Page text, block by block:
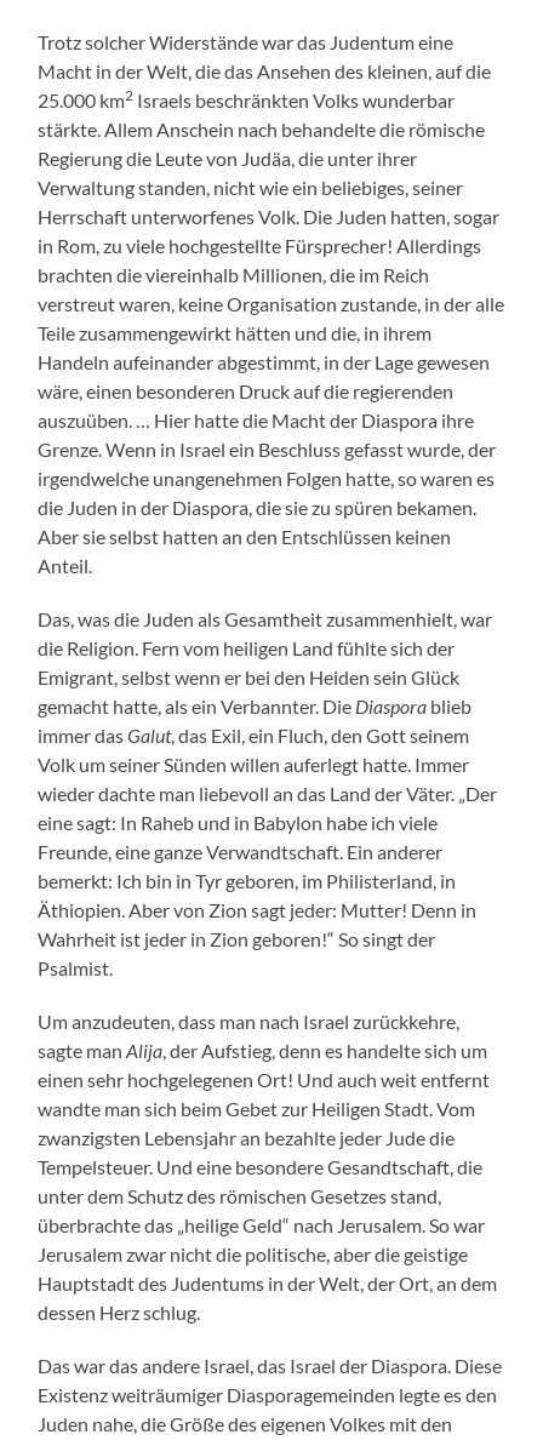
Trotz solcher Widerstände war das Judentum eine
Macht in der Welt, die das Ansehen des kleinen, auf die
25.000 km2 Israels beschränkten Volks wunderbar
stärkte. Allem Anschein nach behandelte die römische
Regierung die Leute von Judäa, die unter ihrer
Verwaltung standen, nicht wie ein beliebiges, seiner
Herrschaft unterworfenes Volk. Die Juden hatten, sogar
in Rom, zu viele hochgestellte Fürsprecher! Allerdings
brachten die viereinhalb Millionen, die im Reich
verstreut waren, keine Organisation zustande, in der alle
Teile zusammengewirkt hätten und die, in ihrem
Handeln aufeinander abgestimmt, in der Lage gewesen
wäre, einen besonderen Druck auf die regierenden
auszuüben. … Hier hatte die Macht der Diaspora ihre
Grenze. Wenn in Israel ein Beschluss gefasst wurde, der
irgendwelche unangenehmen Folgen hatte, so waren es
die Juden in der Diaspora, die sie zu spüren bekamen.
Aber sie selbst hatten an den Entschlüssen keinen
Anteil.
Das, was die Juden als Gesamtheit zusammenhielt, war
die Religion. Fern vom heiligen Land fühlte sich der
Emigrant, selbst wenn er bei den Heiden sein Glück
gemacht hatte, als ein Verbannter. Die Diaspora blieb
immer dasGalut, das Exil, ein Fluch, den Gott seinem
Volk um seiner Sünden willen auferlegt hatte. Immer
wieder dachte man liebevoll an das Land der Väter. „Der
eine sagt: In Raheb und in Babylon habe ich viele
Freunde, eine ganze Verwandtschaft. Ein anderer
bemerkt: Ich bin in Tyr geboren, im Philisterland, in
Äthiopien. Aber von Zion sagt jeder: Mutter! Denn in
Wahrheit ist jeder in Zion geboren!“ So singt der
Psalmist.
Um anzudeuten, dass man nach Israel zurückkehre,
sagte manAlija, der Aufstieg, denn es handelte sich um
einen sehr hochgelegenen Ort! Und auch weit entfernt
wandte man sich beim Gebet zur Heiligen Stadt. Vom
zwanzigsten Lebensjahr an bezahlte jeder Jude die
Tempelsteuer. Und eine besondere Gesandtschaft, die
unter dem Schutz des römischen Gesetzes stand,
überbrachte das „heilige Geld“ nach Jerusalem. So war
Jerusalem zwar nicht die politische, aber die geistige
Hauptstadt des Judentums in der Welt, der Ort, an dem
dessen Herz schlug.
Das war das andere Israel, das Israel der Diaspora. Diese
Existenz weiträumiger Diasporagemeinden legte es den
Juden nahe, die Größe des eigenen Volkes mit den